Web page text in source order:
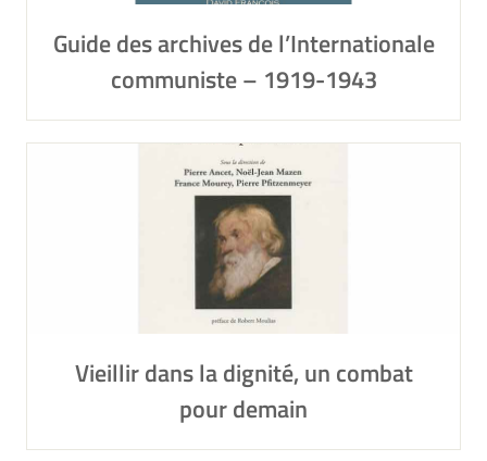
Guide des archives de l’Internationale
communiste – 1919-1943
Vieillir dans la dignité, un combat
pour demain